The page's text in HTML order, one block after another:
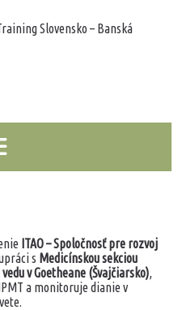
Slovensko – Banská
ITAO – Spoločnosť pre rozvoj
s Medicínskou sekciou
v Goetheane (Švajčiarsko),
a monitoruje dianie v